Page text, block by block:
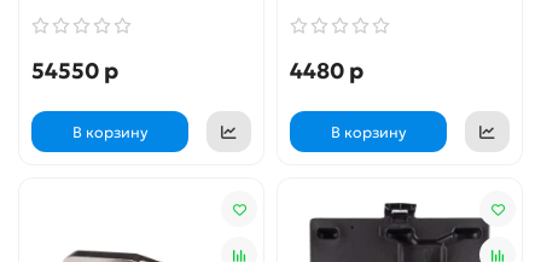
54550 р
В корзину
4480 р
В корзину